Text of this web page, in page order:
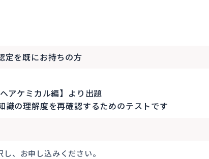
定を既にお持ちの方
アケミカル編】より出題
識の理解度を再確認するためのテストです
、お申し込みください。